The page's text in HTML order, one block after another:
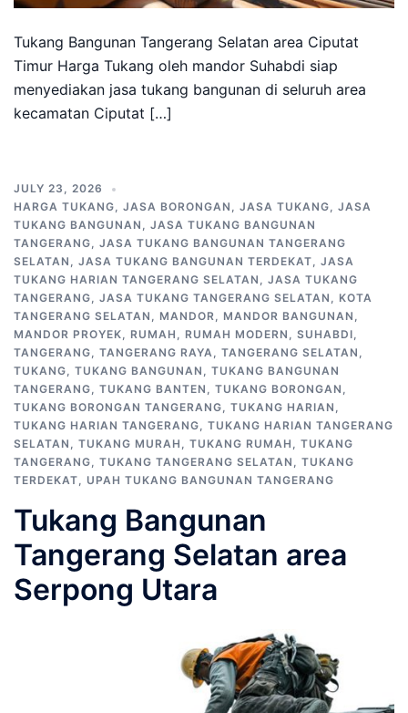
Tukang Bangunan Tangerang Selatan area Ciputat
Timur Harga Tukang oleh mandor Suhabdi siap
menyediakan jasa tukang bangunan di seluruh area
kecamatan Ciputat […]
JULY 23, 2026
HARGA TUKANG, JASA BORONGAN , JASA TUKANG, JASA
TUKANG BANGUNAN , JASA TUKANG BANGUNAN
TANGERANG, JASA TUKANG BANGUNAN TANGERANG
SELATAN , JASA TUKANG BANGUNAN TERDEKAT, JASA
TUKANG HARIAN TANGERANG SELATAN , JASA TUKANG
TANGERANG, JASA TUKANG TANGERANG SELATAN , KOTA
TANGERANG SELATAN , MANDOR, MANDOR BANGUNAN ,
MANDOR PROYEK, RUMAH , RUMAH MODERN , SUHABDI,
TANGERANG, TANGERANG RAYA, TANGERANG SELATAN ,
TUKANG, TUKANG BANGUNAN , TUKANG BANGUNAN
TANGERANG, TUKANG BANTEN , TUKANG BORONGAN ,
TUKANG BORONGAN TANGERANG, TUKANG HARIAN ,
TUKANG HARIAN TANGERANG, TUKANG HARIAN TANGERANG
SELATAN , TUKANG MURAH , TUKANG RUMAH , TUKANG
TANGERANG, TUKANG TANGERANG SELATAN , TUKANG
TERDEKAT, UPAH TUKANG BANGUNAN TANGERANG
Tukang Bangunan
Tangerang Selatan area
Serpong Utara